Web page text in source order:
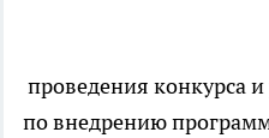
проведения конкурса
по внедрению